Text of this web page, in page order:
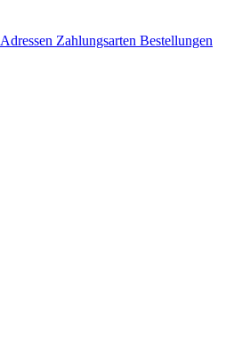
Adressen Zahlungsarten Bestellungen